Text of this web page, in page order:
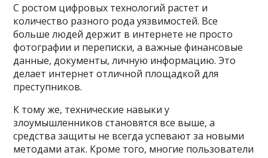
С ростом цифровых технологий растет и
количество разного рода уязвимостей. Все
больше людей держит в интернете не просто
фотографии и переписки, а важные финансовые
данные, документы, личную информацию. Это
делает интернет отличной площадкой для
преступников.
К тому же, технические навыки у
злоумышленников становятся все выше, а
средства защиты не всегда успевают за новыми
методами атак. Кроме того, многие пользователи